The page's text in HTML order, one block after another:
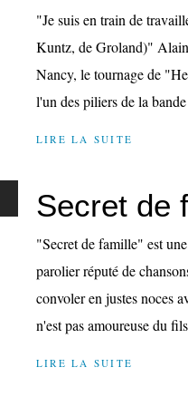
"Je suis en train de
Kuntz, de Groland)"
Nancy, le tournage de
l'un des piliers de la
LIRE LA SUITE
Secret de
"Secret de famille" est
parolier réputé de
convoler en justes noces
n'est pas amoureuse du
LIRE LA SUITE